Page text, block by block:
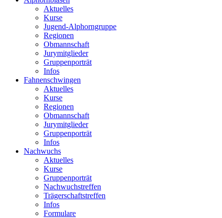
Aktuelles
Kurse
Jugend-Alphorngruppe
Regionen
Obmannschaft
Jurymitglieder
Gruppenporträt
Infos
Fahnenschwingen
Aktuelles
Kurse
Regionen
Obmannschaft
Jurymitglieder
Gruppenporträt
Infos
Nachwuchs
Aktuelles
Kurse
Gruppenporträt
Nachwuchstreffen
Trägerschaftstreffen
Infos
Formulare